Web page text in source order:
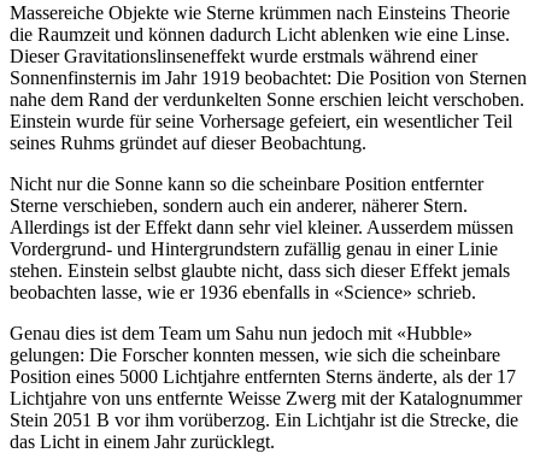
Massereiche Objekte wie Sterne krümmen nach Einsteins Theorie
die Raumzeit und können dadurch Licht ablenken wie eine Linse.
Dieser Gravitationslinseneffekt wurde erstmals während einer
Sonnenfinsternis im Jahr 1919 beobachtet: Die Position von Sternen
nahe dem Rand der verdunkelten Sonne erschien leicht verschoben.
Einstein wurde für seine Vorhersage gefeiert, ein wesentlicher Teil
seines Ruhms gründet auf dieser Beobachtung.
Nicht nur die Sonne kann so die scheinbare Position entfernter
Sterne verschieben, sondern auch ein anderer, näherer Stern.
Allerdings ist der Effekt dann sehr viel kleiner. Ausserdem müssen
Vordergrund- und Hintergrundstern zufällig genau in einer Linie
stehen. Einstein selbst glaubte nicht, dass sich dieser Effekt jemals
beobachten lasse, wie er 1936 ebenfalls in «Science» schrieb.
Genau dies ist dem Team um Sahu nun jedoch mit «Hubble»
gelungen: Die Forscher konnten messen, wie sich die scheinbare
Position eines 5000 Lichtjahre entfernten Sterns änderte, als der 17
Lichtjahre von uns entfernte Weisse Zwerg mit der Katalognummer
Stein 2051 B vor ihm vorüberzog. Ein Lichtjahr ist die Strecke, die
das Licht in einem Jahr zurücklegt.